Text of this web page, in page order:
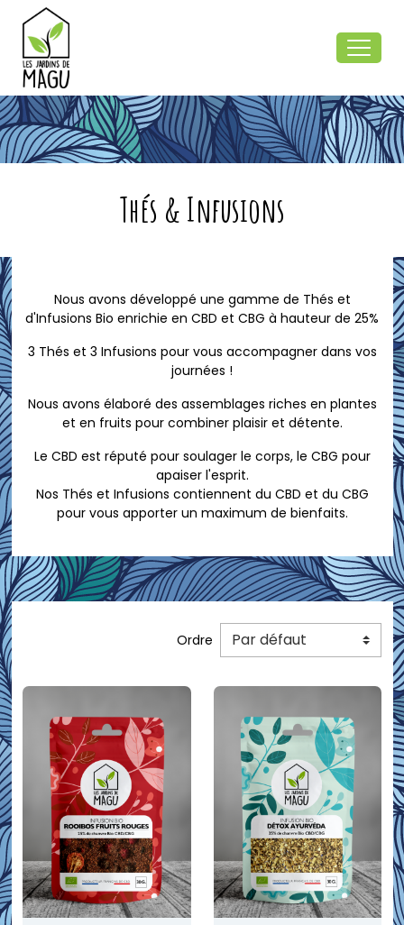
Thés & Infusions
Nous avons développé une gamme de Thés et
d'Infusions Bio enrichie en CBD et CBG à hauteur de 25%
3 Thés et 3 Infusions pour vous accompagner dans vos
journées !
Nous avons élaboré des assemblages riches en plantes
et en fruits pour combiner plaisir et détente.
Le CBD est réputé pour soulager le corps, le CBG pour
apaiser l'esprit.
Nos Thés et Infusions contiennent du CBD et du CBG
pour vous apporter un maximum de bienfaits.
Ordre